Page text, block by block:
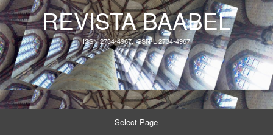
REVISTA BAABEL
ISSN 2734-4967, ISSN-L 2734-4967
Select Page